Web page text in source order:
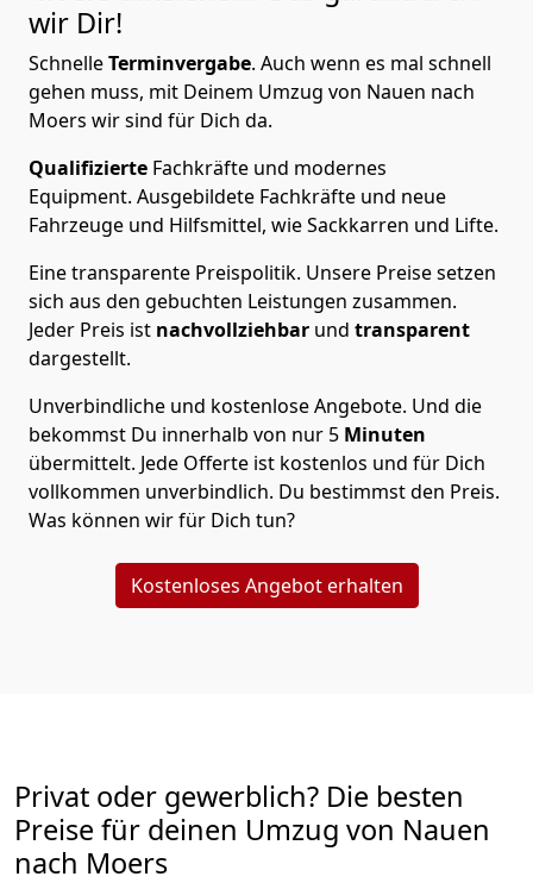
wir Dir!
SchnelleTerminvergabe. Auch wenn es mal schnell
gehen muss, mit Deinem Umzug von Nauen nach
Moers wir sind für Dich da.
Qualifizierte Fachkräfte und modernes
Equipment. Ausgebildete Fachkräfte und neue
Fahrzeuge und Hilfsmittel, wie Sackkarren und Lifte.
Eine transparente Preispolitik. Unsere Preise setzen
sich aus den gebuchten Leistungen zusammen.
Jeder Preis ist nachvollziehbar und transparent
dargestellt.
Unverbindliche und kostenlose Angebote. Und die
bekommst Du innerhalb von nur 5 Minuten
übermittelt. Jede Offerte ist kostenlos und für Dich
vollkommen unverbindlich. Du bestimmst den Preis.
Was können wir für Dich tun?
Kostenloses Angebot erhalten
Privat oder gewerblich? Die besten
Preise für deinen Umzug von Nauen
nach Moers